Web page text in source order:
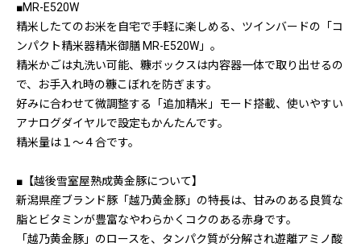
■MR-E520W
精米したてのお米を自宅で手軽に楽しめる、ツインバードの「コ
ンパクト精米器精米御膳 MR-E520W」。
精米かごは丸洗い可能、糠ボックスは内容器一体で取り出せるの
で、お手入れ時の糠こぼれを防ぎます。
好みに合わせて微調整する「追加精米」モード搭載、使いやすい
アナログダイヤルで設定もかんたんです。
精米量は１～４合です。
■【越後雪室屋熟成黄金豚について】
新潟県産ブランド豚「越乃黄金豚」の特長は、甘みのある良質な
脂とビタミンが豊富なやわらかくコクのある赤身です。
「越乃黄金豚」のロースを、タンパク質が分解され遊離アミノ酸